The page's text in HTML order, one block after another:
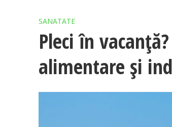
SANATATE
Pleci în
alimentare și